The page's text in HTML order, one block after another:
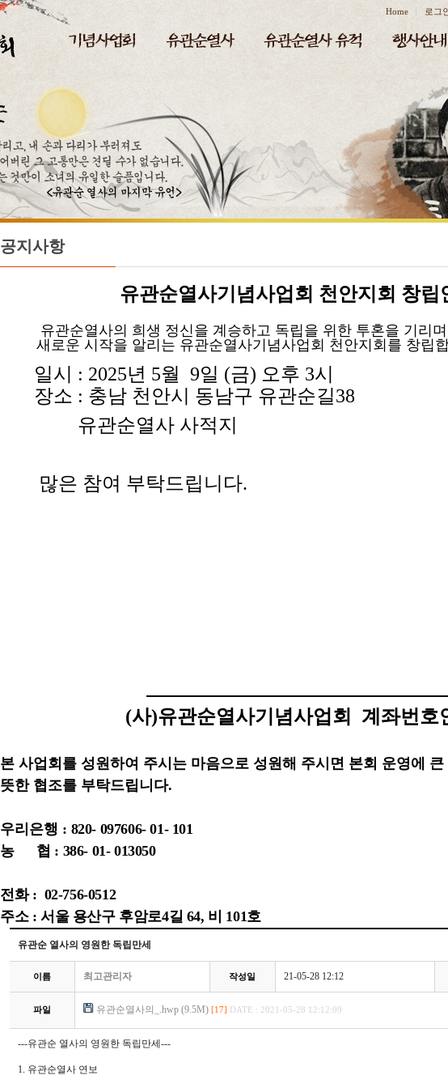
Home 로그
공지사항
유관순열사기념사업회 천안지회 창립
유관순열사의 희생 정신을 계승하고 독립을 위한 투혼을 기리며
새로운 시작을 알리는 유관순열사기념사업회 천안지회를 창립
일시 : 2025년 5월 9일 (금) 오후 3시
장소 : 충남 천안시 동남구 유관순길38
유관순열사 사적지
많은 참여 부탁드립니다.
(사)유관순열사기념사업회 계좌번호
본 사업회를 성원하여 주시는 마음으로 성원해 주시면 본회 운영에
뜻한 협조를 부탁드립니다.
우리은행 : 820- 097606- 01- 101
농 협 : 386- 01- 013050
전화 : 02-756-0512
주소 : 서울 용산구 후암로4길 64, 비 101호
유관순 열사의 영원한 독립만세
이름 최고관리자 작성일 21-05-28 12:12
파일 유관순열사의_.hwp (9.5M) [17] DATE : 2021-05-28 12:12:09
---유관순 열사의 영원한 독립만세---
1. 유관순열사 연보